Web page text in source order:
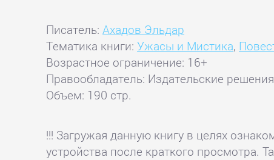
Писатель:Ахадов Эльдар
Тематика книги:Ужасы и Мистика,
Возрастное ограничение: 16+
Правообладатель: Издательские решения
Объем: 190 стр.
!!! Загружая данную книгу в целях
устройства после краткого просмотра.